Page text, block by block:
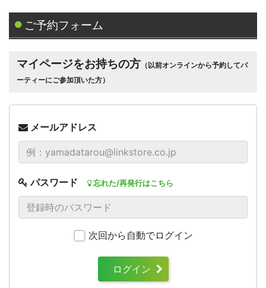
ご予約フォーム
マイページをお持ちの方 （以前オンラインから予約してパ
ーティーにご参加頂いた方）
メールアドレス
パスワード 忘れた/再発行はこちら
次回から自動でログイン
ログイン